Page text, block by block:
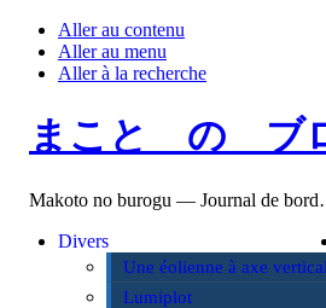
Aller au contenu
Aller au menu
Aller à la recherche
まこと の ブ
Makoto no burogu — Journal de
Divers
Une éolienne à axe vertical
Lumiplot